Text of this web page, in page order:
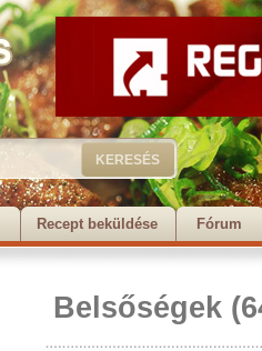
Recept beküldése Fórum
Belsőségek